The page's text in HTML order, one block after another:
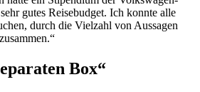
gutes Reisebudget. Ich konnte alle
durch die Vielzahl von Aussagen
zusammen.“
Box“